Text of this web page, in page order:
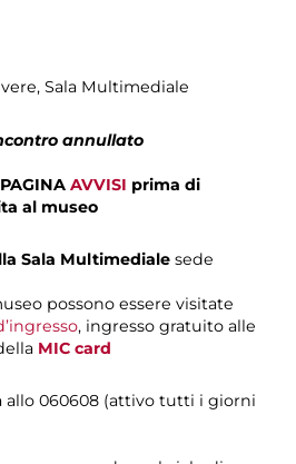
, Sala Multimediale
annullato
AVVISI prima di
al museo
Sala Multimediale sede
possono essere visitate
, ingresso gratuito alle
MIC card
allo 060608 (attivo tutti i giorni